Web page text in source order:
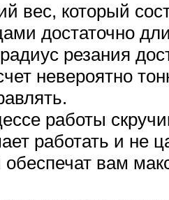
вес, который
достаточно
резания
невероятно
работы
работать и не
вам